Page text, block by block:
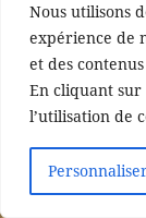
Nous utilisons
expérience de
et des
En cliquant sur
l’utilisation de
on
Cours,Fibres,
IA,Intelligence
nailbinding,Non
tissage
Translate »